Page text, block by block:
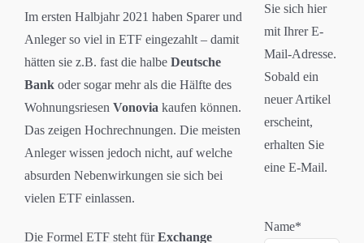
Im ersten Halbjahr 2021 haben Sparer und
Anleger so viel in ETF eingezahlt – damit
hätten sie z.B. fast die halbe Deutsche
Bank oder sogar mehr als die Hälfte des
Wohnungsriesen Vonovia kaufen können.
Das zeigen Hochrechnungen. Die meisten
Anleger wissen jedoch nicht, auf welche
absurden Nebenwirkungen sie sich bei
vielen ETF einlassen.
Die Formel ETF steht fürExchange
Sie sich hier
mit Ihrer E-
Mail-Adresse.
Sobald ein
neuer Artikel
erscheint,
erhalten Sie
eine E-Mail.
Name*